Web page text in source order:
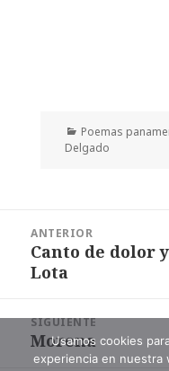
Categorías
Poemas
Delgado
entradas
ANTERIOR
Entrada
anterior:
Canto de dolor
Lota
SIGUIENTE
Entrada
siguiente:
Morena
Usamos cookies
experiencia en nuestra